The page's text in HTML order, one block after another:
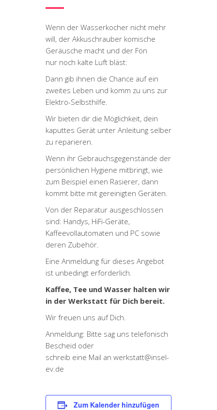
Wenn der Wasserkocher nicht mehr
will, der Akkuschrauber komische
Geräusche macht und der Fön
nur noch kalte Luft bläst:
Dann gib ihnen die Chance auf ein
zweites Leben und komm zu uns zur
Elektro-Selbsthilfe.
Wir bieten dir die Möglichkeit, dein
kaputtes Gerät unter Anleitung selber
zu reparieren.
Wenn ihr Gebrauchsgegenstände der
persönlichen Hygiene mitbringt, wie
zum Beispiel einen Rasierer, dann
kommt bitte mit gereinigten Geräten.
Von der Reparatur ausgeschlossen
sind: Handys, HiFi-Geräte,
Kaffeevollautomaten und PC sowie
deren Zubehör.
Eine Anmeldung für dieses Angebot
ist unbedingt erforderlich.
Kaffee, Tee und Wasser halten wir
in der Werkstatt für Dich bereit.
Wir freuen uns auf Dich.
Anmeldung: Bitte sag uns telefonisch
Bescheid oder
schreib eine Mail an werkstatt@insel-
ev.de
Zum Kalender hinzufügen